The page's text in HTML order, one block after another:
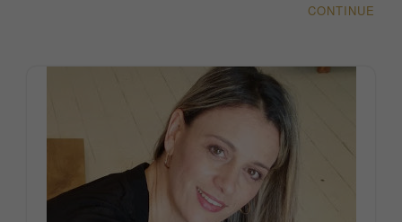
סטיילינג
CONTINUE